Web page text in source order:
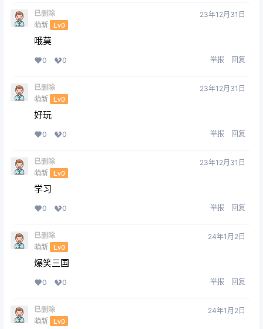
已删除
萌新 Lv0
23年12月31日
哦莫
0 0 举报 回复
已删除
萌新 Lv0
23年12月31日
好玩
0 0 举报 回复
已删除
萌新 Lv0
23年12月31日
学习
0 0 举报 回复
已删除
萌新 Lv0
24年1月2日
爆笑三国
0 0 举报 回复
已删除
萌新 Lv0
24年1月2日